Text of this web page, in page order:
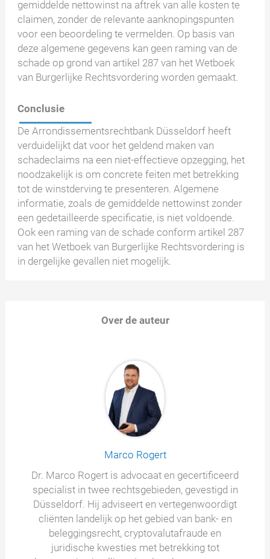
gemiddelde nettowinst na aftrek van alle kosten te
claimen, zonder de relevante aanknopingspunten
voor een beoordeling te vermelden. Op basis van
deze algemene gegevens kan geen raming van de
schade op grond van artikel 287 van het Wetboek
van Burgerlijke Rechtsvordering worden gemaakt.
Conclusie
De Arrondissementsrechtbank Düsseldorf heeft
verduidelijkt dat voor het geldend maken van
schadeclaims na een niet-effectieve opzegging, het
noodzakelijk is om concrete feiten met betrekking
tot de winstderving te presenteren. Algemene
informatie, zoals de gemiddelde nettowinst zonder
een gedetailleerde specificatie, is niet voldoende.
Ook een raming van de schade conform artikel 287
van het Wetboek van Burgerlijke Rechtsvordering is
in dergelijke gevallen niet mogelijk.
Over de auteur
Marco Rogert
Dr. Marco Rogert is advocaat en gecertificeerd
specialist in twee rechtsgebieden, gevestigd in
Düsseldorf. Hij adviseert en vertegenwoordigt
cliënten landelijk op het gebied van bank- en
beleggingsrecht, cryptovalutafraude en
juridische kwesties met betrekking tot